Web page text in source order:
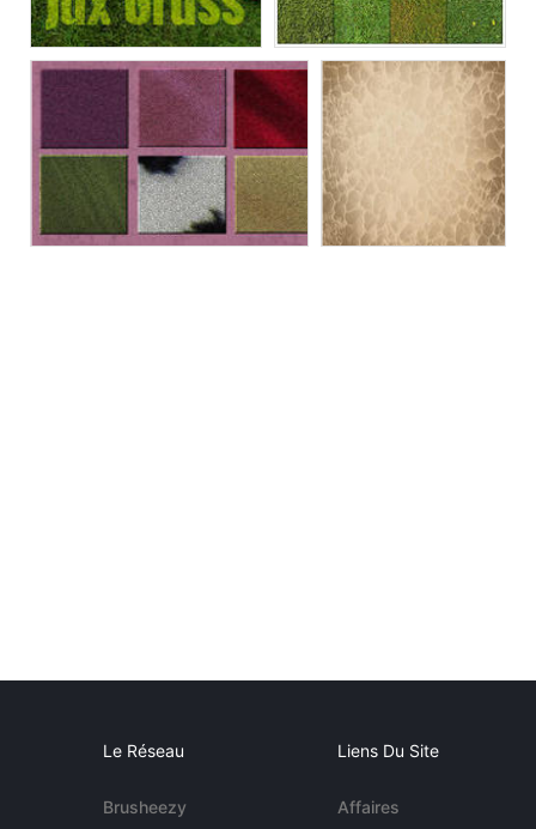
Le Réseau
Brusheezy
Liens Du Site
Affaires